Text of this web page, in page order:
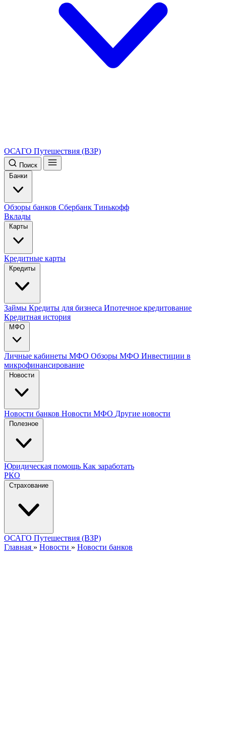
ОСАГО Путешествия (ВЗР)
Поиск
Банки
Обзоры банков Сбербанк Тинькофф
Вклады
Карты
Кредитные карты
Кредиты
Займы Кредиты для бизнеса Ипотечное кредитование
Кредитная история
МФО
Личные кабинеты МФО Обзоры МФО Инвестиции в
микрофинансирование
Новости
Новости банков Новости МФО Другие новости
Полезное
Юридическая помощь Как заработать
РКО
Страхование
ОСАГО Путешествия (ВЗР)
Главная » Новости » Новости банков